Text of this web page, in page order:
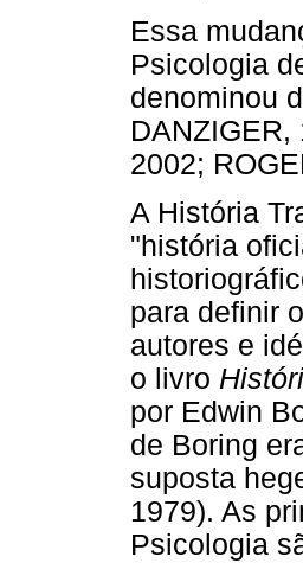
Essa
Psicologia
denominou
DANZIGER,
2002;
A História
"história
para definir
autores e
o livro
por Edwin
de Boring
suposta
1979). As
Psicologia